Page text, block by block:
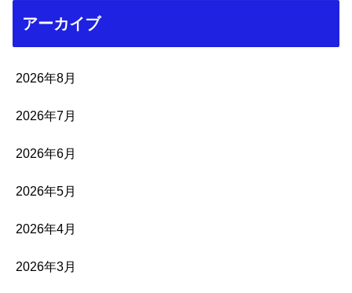
アーカイブ
2026年8月
2026年7月
2026年6月
2026年5月
2026年4月
2026年3月